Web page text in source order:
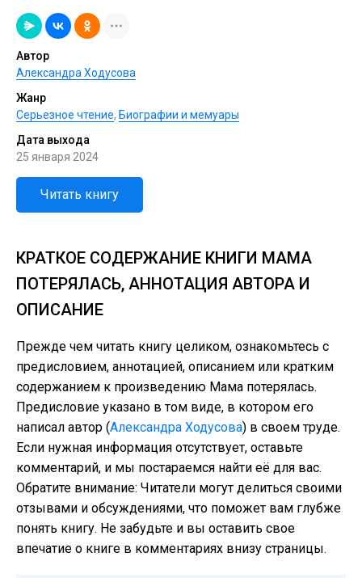
Автор
Александра Ходусова
Жанр
Серьезное чтение, Биографии и мемуары
Дата выхода
25 января 2024
Читать книгу
КРАТКОЕ СОДЕРЖАНИЕ КНИГИ МАМА
ПОТЕРЯЛАСЬ, АННОТАЦИЯ АВТОРА И
ОПИСАНИЕ
Прежде чем читать книгу целиком, ознакомьтесь с
предисловием, аннотацией, описанием или кратким
содержанием к произведению Мама потерялась.
Предисловие указано в том виде, в котором его
написал автор (Александра Ходусова) в своем труде.
Если нужная информация отсутствует, оставьте
комментарий, и мы постараемся найти её для вас.
Обратите внимание: Читатели могут делиться своими
отзывами и обсуждениями, что поможет вам глубже
понять книгу. Не забудьте и вы оставить свое
впечатие о книге в комментариях внизу страницы.